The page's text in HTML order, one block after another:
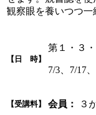
観察眼を養いつつ一
【日 時】
第１・３
7/3、7/17
【受講料】 会員： ３